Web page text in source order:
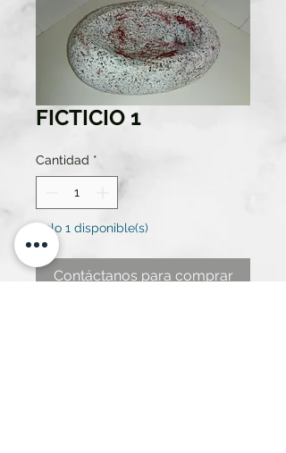
FICTICIO 1
Cantidad *
Solo 1 disponible(s)
Contáctanos para comprar